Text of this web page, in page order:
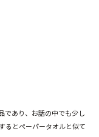
であり、お話の中でも少し
るとペーパータオルと似て